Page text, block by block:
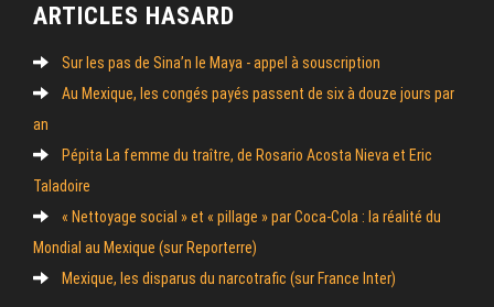
ARTICLES HASARD
Sur les pas de Sina’n le Maya - appel à souscription
Au Mexique, les congés payés passent de six à douze jours par
an
Pépita La femme du traître, de Rosario Acosta Nieva et Eric
Taladoire
« Nettoyage social » et « pillage » par Coca-Cola : la réalité du
Mondial au Mexique (sur Reporterre)
Mexique, les disparus du narcotrafic (sur France Inter)